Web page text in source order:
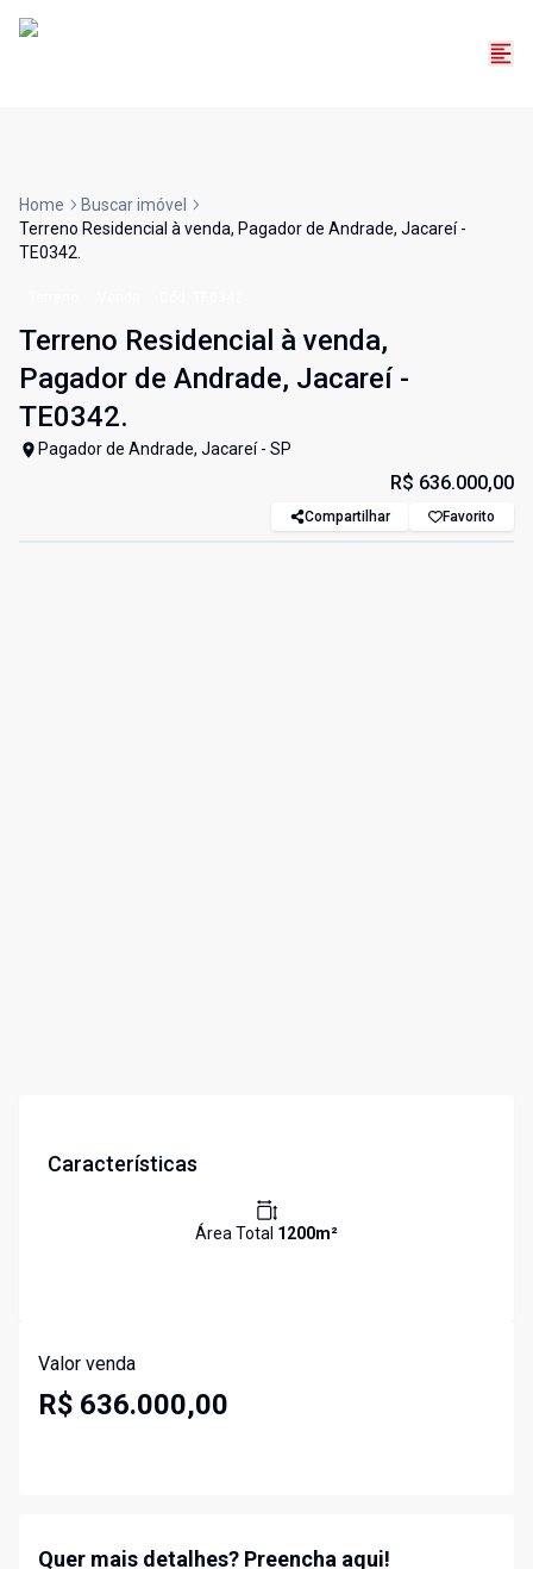
Home
Buscar imóvel
Terreno Residencial à venda, Pagador de Andrade, Jacareí -
TE0342.
Terreno Residencial à venda,
Pagador de Andrade, Jacareí -
TE0342.
Pagador de Andrade, Jacareí - SP
R$ 636.000,00
Compartilhar Favorito
Características
Área Total 1200m²
Valor venda
R$ 636.000,00
Quer mais detalhes? Preencha aqui!